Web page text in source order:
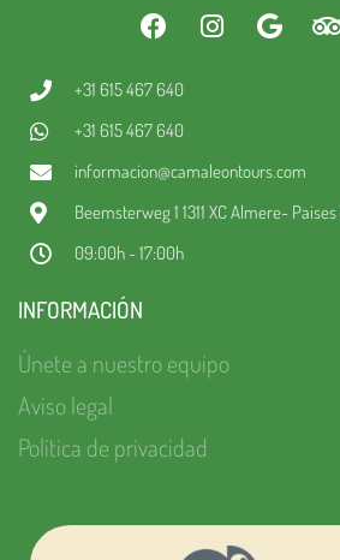
+31 615 467 640
+31 615 467 640
informacion@camaleontours.com
Beemsterweg 1 1311 XC Almere-
09:00h - 17:00h
INFORMACIÓN
Únete a nuestro equipo
Aviso legal
Política de privacidad